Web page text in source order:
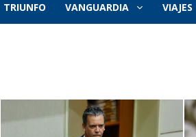
La
Nación
TRIUNFO VANGUARDIA VIAJES